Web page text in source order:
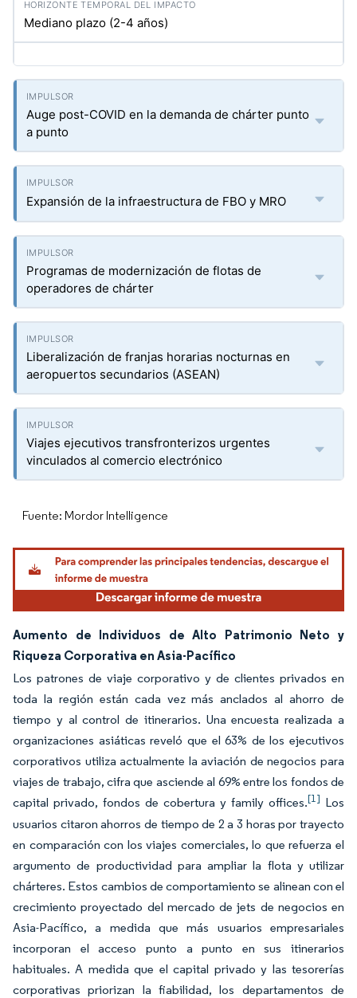
Mediano plazo (2-4 años)
Auge post-COVID en la demanda de chárter punto
a punto
Expansión de la infraestructura de FBO y MRO
Programas de modernización de flotas de
operadores de chárter
Liberalización de franjas horarias nocturnas en
aeropuertos secundarios (ASEAN)
Viajes ejecutivos transfronterizos urgentes
vinculados al comercio electrónico
Fuente: Mordor Intelligence
Aumento de Individuos de Alto Patrimonio Neto y
Riqueza Corporativa en Asia-Pacífico
Los patrones de viaje corporativo y de clientes privados en
toda la región están cada vez más anclados al ahorro de
tiempo y al control de itinerarios. Una encuesta realizada a
organizaciones asiáticas reveló que el 63% de los ejecutivos
corporativos utiliza actualmente la aviación de negocios para
viajes de trabajo, cifra que asciende al 69% entre los fondos de
capital privado, fondos de cobertura y family offices.[1] Los
usuarios citaron ahorros de tiempo de 2 a 3 horas por trayecto
en comparación con los viajes comerciales, lo que refuerza el
argumento de productividad para ampliar la flota y utilizar
chárteres. Estos cambios de comportamiento se alinean con el
crecimiento proyectado del mercado de jets de negocios en
Asia-Pacífico, a medida que más usuarios empresariales
incorporan el acceso punto a punto en sus itinerarios
habituales. A medida que el capital privado y las tesorerías
corporativas priorizan la fiabilidad, los departamentos de